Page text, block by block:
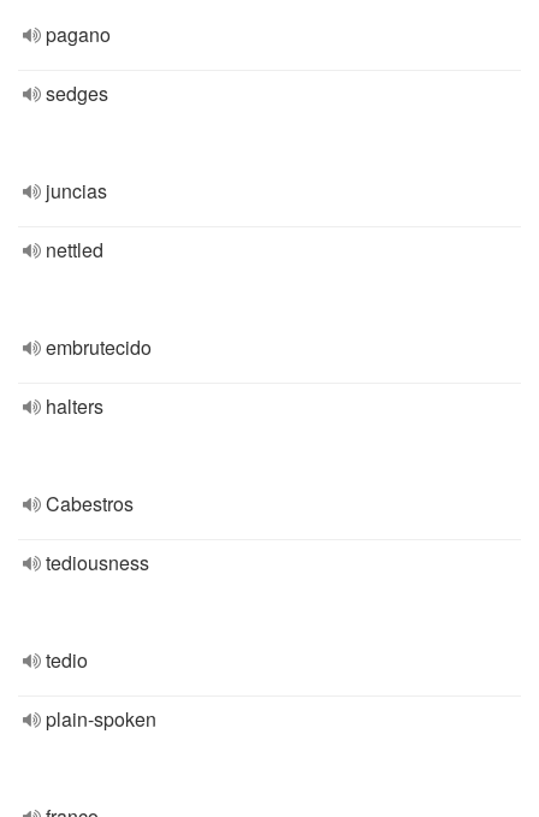
pagano
sedges
juncias
nettled
embrutecido
halters
Cabestros
tediousness
tedio
plain-spoken